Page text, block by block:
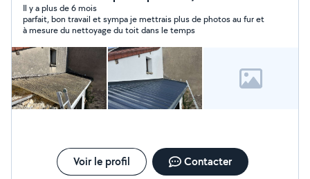
VERT DE GRIS, GRAS DE CHEMINEE OU AUTRES
IMPURETÉS NE LES LAISSEZ PAS S'INSTALLER NOUS
VOUS APPORTONS LA SOLUTION nous travaillons avec
des produits professionnel, 100% français nous sommes
aussi à votre écoute pour vos projets tel: que -peinture
intérieur-extérieur - travaux de couverture - rénovation
Lirony et la pour discuter de vos besoins et obtenir un
devis. Espace vert
Il y a plus de 6 mois
parfait, bon travail et sympa je mettrais plus de photos au fur et
à mesure du nettoyage du toit dans le temps
Voir le profil Contacter